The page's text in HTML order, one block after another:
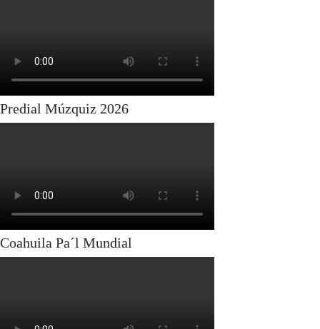
Predial Múzquiz 2026
Coahuila Pa´l Mundial